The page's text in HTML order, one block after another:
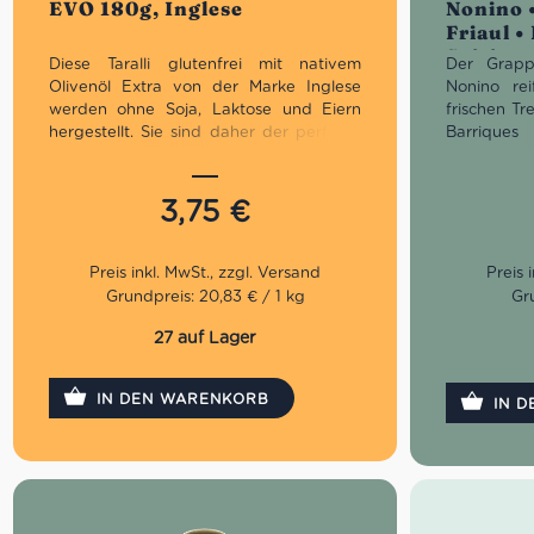
EVO 180g, Inglese
Diese Taralli glutenfrei mit nativem
Olivenöl Extra von der Marke Inglese
werden ohne Soja, Laktose und Eiern
hergestellt. Sie sind daher der perfekte
vegan ernähren. Wir empfehlen sie zum
Aperitif als Begleiter von Saucen, Käse
und Wurstwaren.3,75 €
Grundpreis: 20,83 € / 1 kg
27 auf Lager
IN DEN WARENKORB
Nonino
Friaul •
Der
Nonino
frischen
entfalten
von
samtig
5
IN